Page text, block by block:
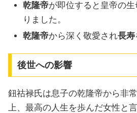
乾隆帝が即位すると皇帝の
りました。
乾隆帝から深く敬愛され長寿
後世への影響
鈕祜禄氏は息子の乾隆帝から非
上、最高の人生を歩んだ女性と